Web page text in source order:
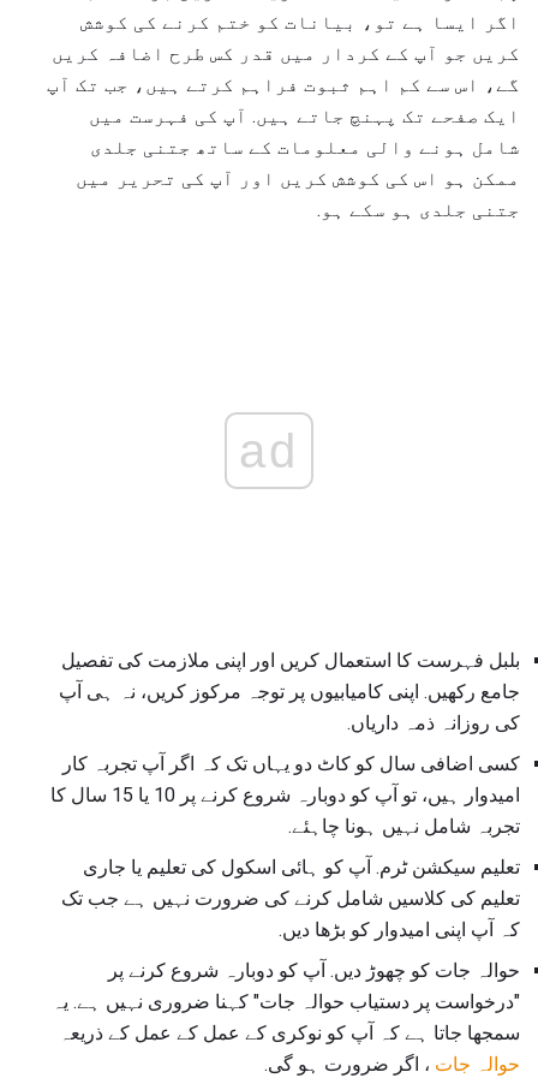
اگر ایسا ہے تو، بیانات کو ختم کرنے کی کوشش
کریں جو آپ کے کردار میں قدر کس طرح اضافہ کریں
گے، اس سے کم اہم ثبوت فراہم کرتے ہیں، جب تک آپ
ایک صفحے تک پہنچ جاتے ہیں. آپ کی فہرست میں
شامل ہونے والی معلومات کے ساتھ جتنی جلدی
ممکن ہو اس کی کوشش کریں اور آپ کی تحریر میں
جتنی جلدی ہو سکے ہو.
ad
بلبل فہرست کا استعمال کریں اور اپنی ملازمت کی تفصیل
جامع رکھیں. اپنی کامیابیوں پر توجہ مرکوز کریں، نہ ہی آپ
کی روزانہ ذمہ داریاں.
کسی اضافی سال کو کاٹ دو یہاں تک کہ اگر آپ تجربہ کار
امیدوار ہیں، تو آپ کو دوبارہ شروع کرنے پر 10 یا 15 سال کا
تجربہ شامل نہیں ہونا چاہئے.
تعلیم سیکشن ٹرم. آپ کو ہائی اسکول کی تعلیم یا جاری
تعلیم کی کلاسیں شامل کرنے کی ضرورت نہیں ہے جب تک
کہ آپ اپنی امیدوار کو بڑھا دیں.
حوالہ جات کو چھوڑ دیں. آپ کو دوبارہ شروع کرنے پر
"درخواست پر دستیاب حوالہ جات" کہنا ضروری نہیں ہے. یہ
سمجھا جاتا ہے کہ آپ کو نوکری کے عمل کے عمل کے ذریعہ
حوالہ جات ، اگر ضرورت ہو گی.